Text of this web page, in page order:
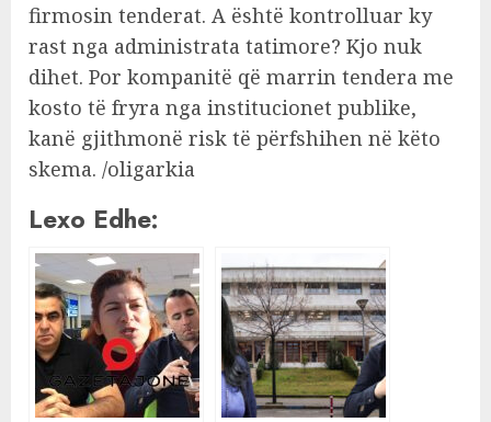
firmosin tenderat. A është kontrolluar ky
rast nga administrata tatimore? Kjo nuk
dihet. Por kompanitë që marrin tendera me
kosto të fryra nga institucionet publike,
kanë gjithmonë risk të përfshihen në këto
skema. /oligarkia
Lexo Edhe: